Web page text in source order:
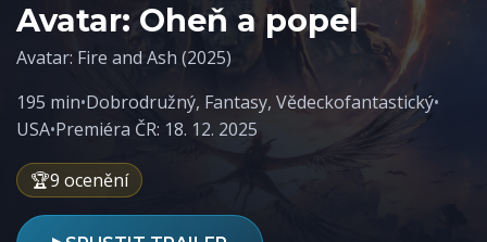
Avatar: Oheň a popel
Avatar: Fire and Ash (2025)
195 min•Dobrodružný, Fantasy, Vědeckofantastický•
USA•Premiéra ČR: 18. 12. 2025
🏆9 ocenění